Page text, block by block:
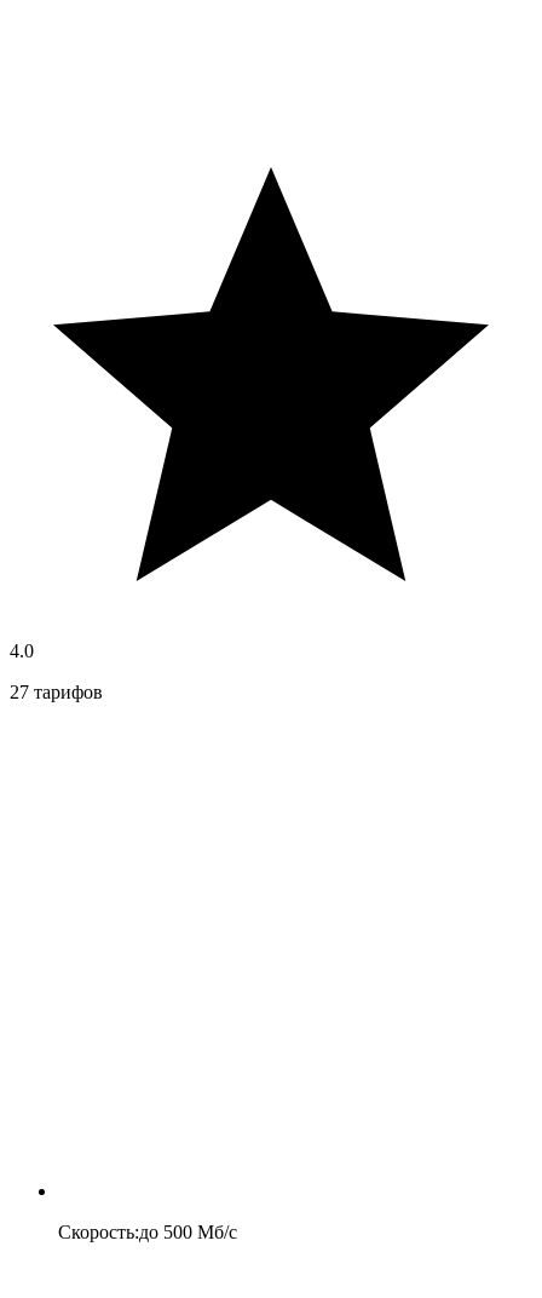
4.0
27 тарифов
Скорость:до 500 Мб/c